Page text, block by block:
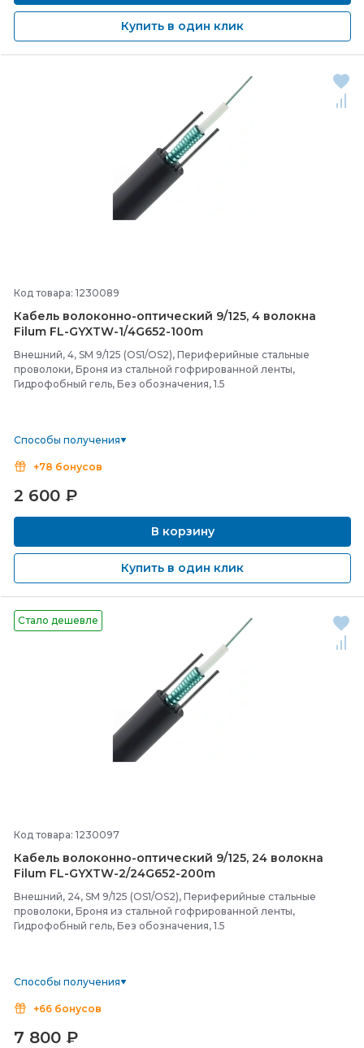
Купить в один клик
Код товара: 1230089
Кабель волоконно-оптический 9/125, 4 волокна
Filum FL-GYXTW-1/4G652-100m
Внешний, 4, SM 9/125 (OS1/OS2), Периферийные стальные
проволоки, Броня из стальной гофрированной ленты,
Гидрофобный гель, Без обозначения, 1.5
Способы получения
+78 бонусов
2 600 ₽
В корзину
Купить в один клик
Стало дешевле
Код товара: 1230097
Кабель волоконно-оптический 9/125, 24 волокна
Filum FL-GYXTW-2/24G652-200m
Внешний, 24, SM 9/125 (OS1/OS2), Периферийные стальные
проволоки, Броня из стальной гофрированной ленты,
Гидрофобный гель, Без обозначения, 1.5
Способы получения
+66 бонусов
7 800 ₽